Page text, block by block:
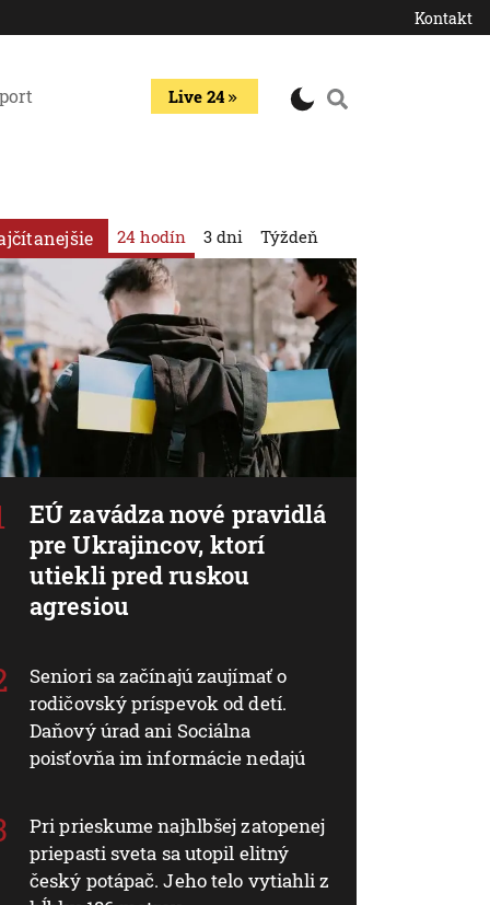
Kontakt
Live 24
24 hodín
EÚ zavádza nové pravidlá
pre Ukrajincov, ktorí
utiekli pred ruskou
agresiou
Seniori sa začínajú zaujímať o
rodičovský príspevok od detí.
Daňový úrad ani Sociálna
poisťovňa im informácie nedajú
Pri prieskume najhlbšej zatopenej
priepasti sveta sa utopil elitný
český potápač. Jeho telo vytiahli z
3 dni Týždeň